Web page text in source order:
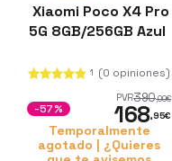
Xiaomi Poco X4 Pro
5G 8GB/256GB Azul
1 (0 opiniones)
PVR390,00€
168,95€
-57%
Temporalmente
agotado | ¿Quieres